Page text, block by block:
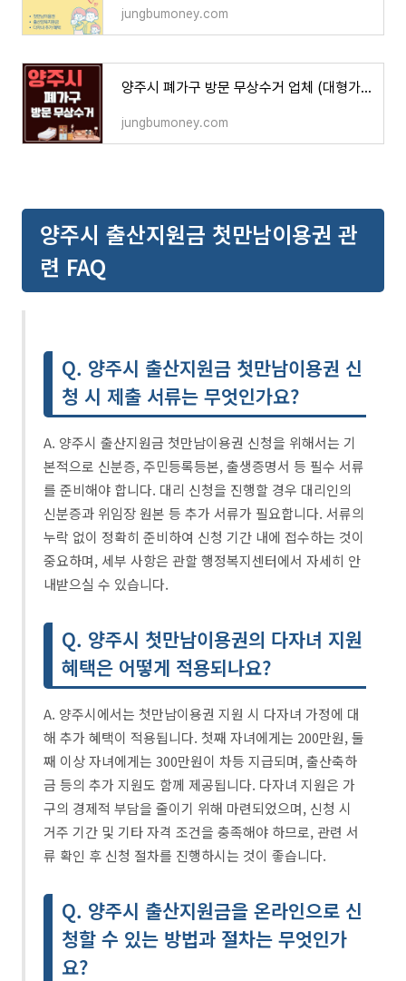
jungbumoney.com
양주시 폐가구 방문 무상수거 업체 (대형가구, 침대, 소파, 소형가구, 티비다이, 의자)
jungbumoney.com
양주시 출산지원금 첫만남이용권 관
련 FAQ
Q. 양주시 출산지원금 첫만남이용권 신
청 시 제출 서류는 무엇인가요?
A. 양주시 출산지원금 첫만남이용권 신청을 위해서는 기
본적으로 신분증, 주민등록등본, 출생증명서 등 필수 서류
를 준비해야 합니다. 대리 신청을 진행할 경우 대리인의
신분증과 위임장 원본 등 추가 서류가 필요합니다. 서류의
누락 없이 정확히 준비하여 신청 기간 내에 접수하는 것이
중요하며, 세부 사항은 관할 행정복지센터에서 자세히 안
내받으실 수 있습니다.
Q. 양주시 첫만남이용권의 다자녀 지원
혜택은 어떻게 적용되나요?
A. 양주시에서는 첫만남이용권 지원 시 다자녀 가정에 대
해 추가 혜택이 적용됩니다. 첫째 자녀에게는 200만원, 둘
째 이상 자녀에게는 300만원이 차등 지급되며, 출산축하
금 등의 추가 지원도 함께 제공됩니다. 다자녀 지원은 가
구의 경제적 부담을 줄이기 위해 마련되었으며, 신청 시
거주 기간 및 기타 자격 조건을 충족해야 하므로, 관련 서
류 확인 후 신청 절차를 진행하시는 것이 좋습니다.
Q. 양주시 출산지원금을 온라인으로 신
청할 수 있는 방법과 절차는 무엇인가
요?